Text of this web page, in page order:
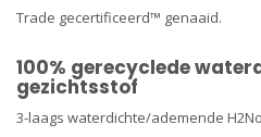
Trade gecertificeerd™ genaaid.
100% gerecyclede
gezichtsstof
3-laags waterdichte/ademende